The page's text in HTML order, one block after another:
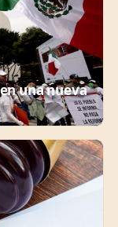
una nueva